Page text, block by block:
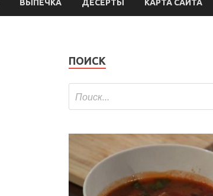
ВЫПЕЧКА ДЕСЕРТЫ КАРТА САЙТА
ПОИСК